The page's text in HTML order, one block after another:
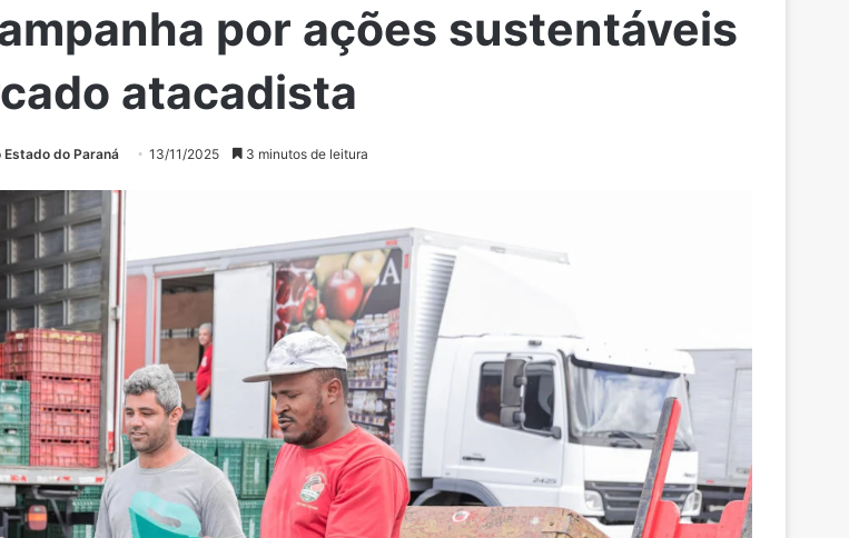
por ações sustentáveis
atacadista
do Paraná 13/11/2025 3 minutos de leitura